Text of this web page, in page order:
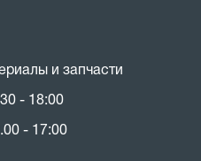
и запчасти
- 18:00
- 17:00